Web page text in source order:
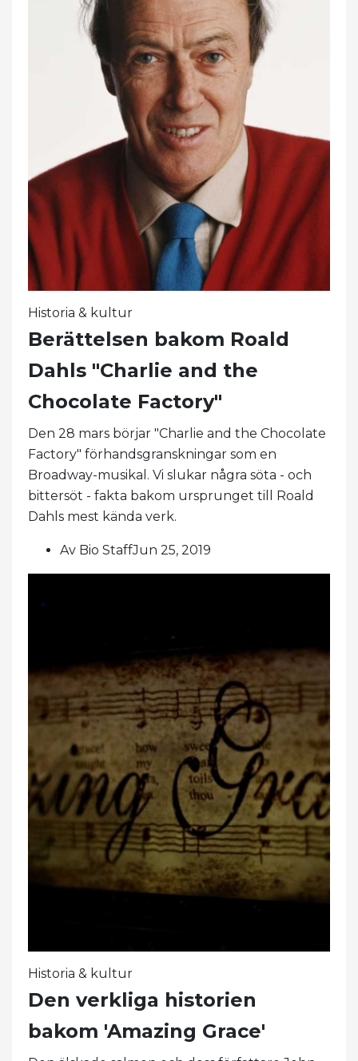
Historia & kultur
Berättelsen bakom Roald
Dahls "Charlie and the
Chocolate Factory"
Den 28 mars börjar "Charlie and the Chocolate
Factory" förhandsgranskningar som en
Broadway-musikal. Vi slukar några söta - och
bittersöt - fakta bakom ursprunget till Roald
Dahls mest kända verk.
Av Bio StaffJun 25, 2019
Historia & kultur
Den verkliga historien
bakom 'Amazing Grace'